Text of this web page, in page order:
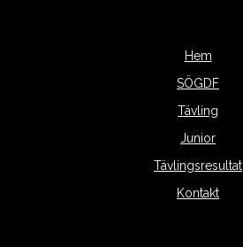
Hem
SÖGDF
Tävling
Junior
Tävlingsresultat
Kontakt